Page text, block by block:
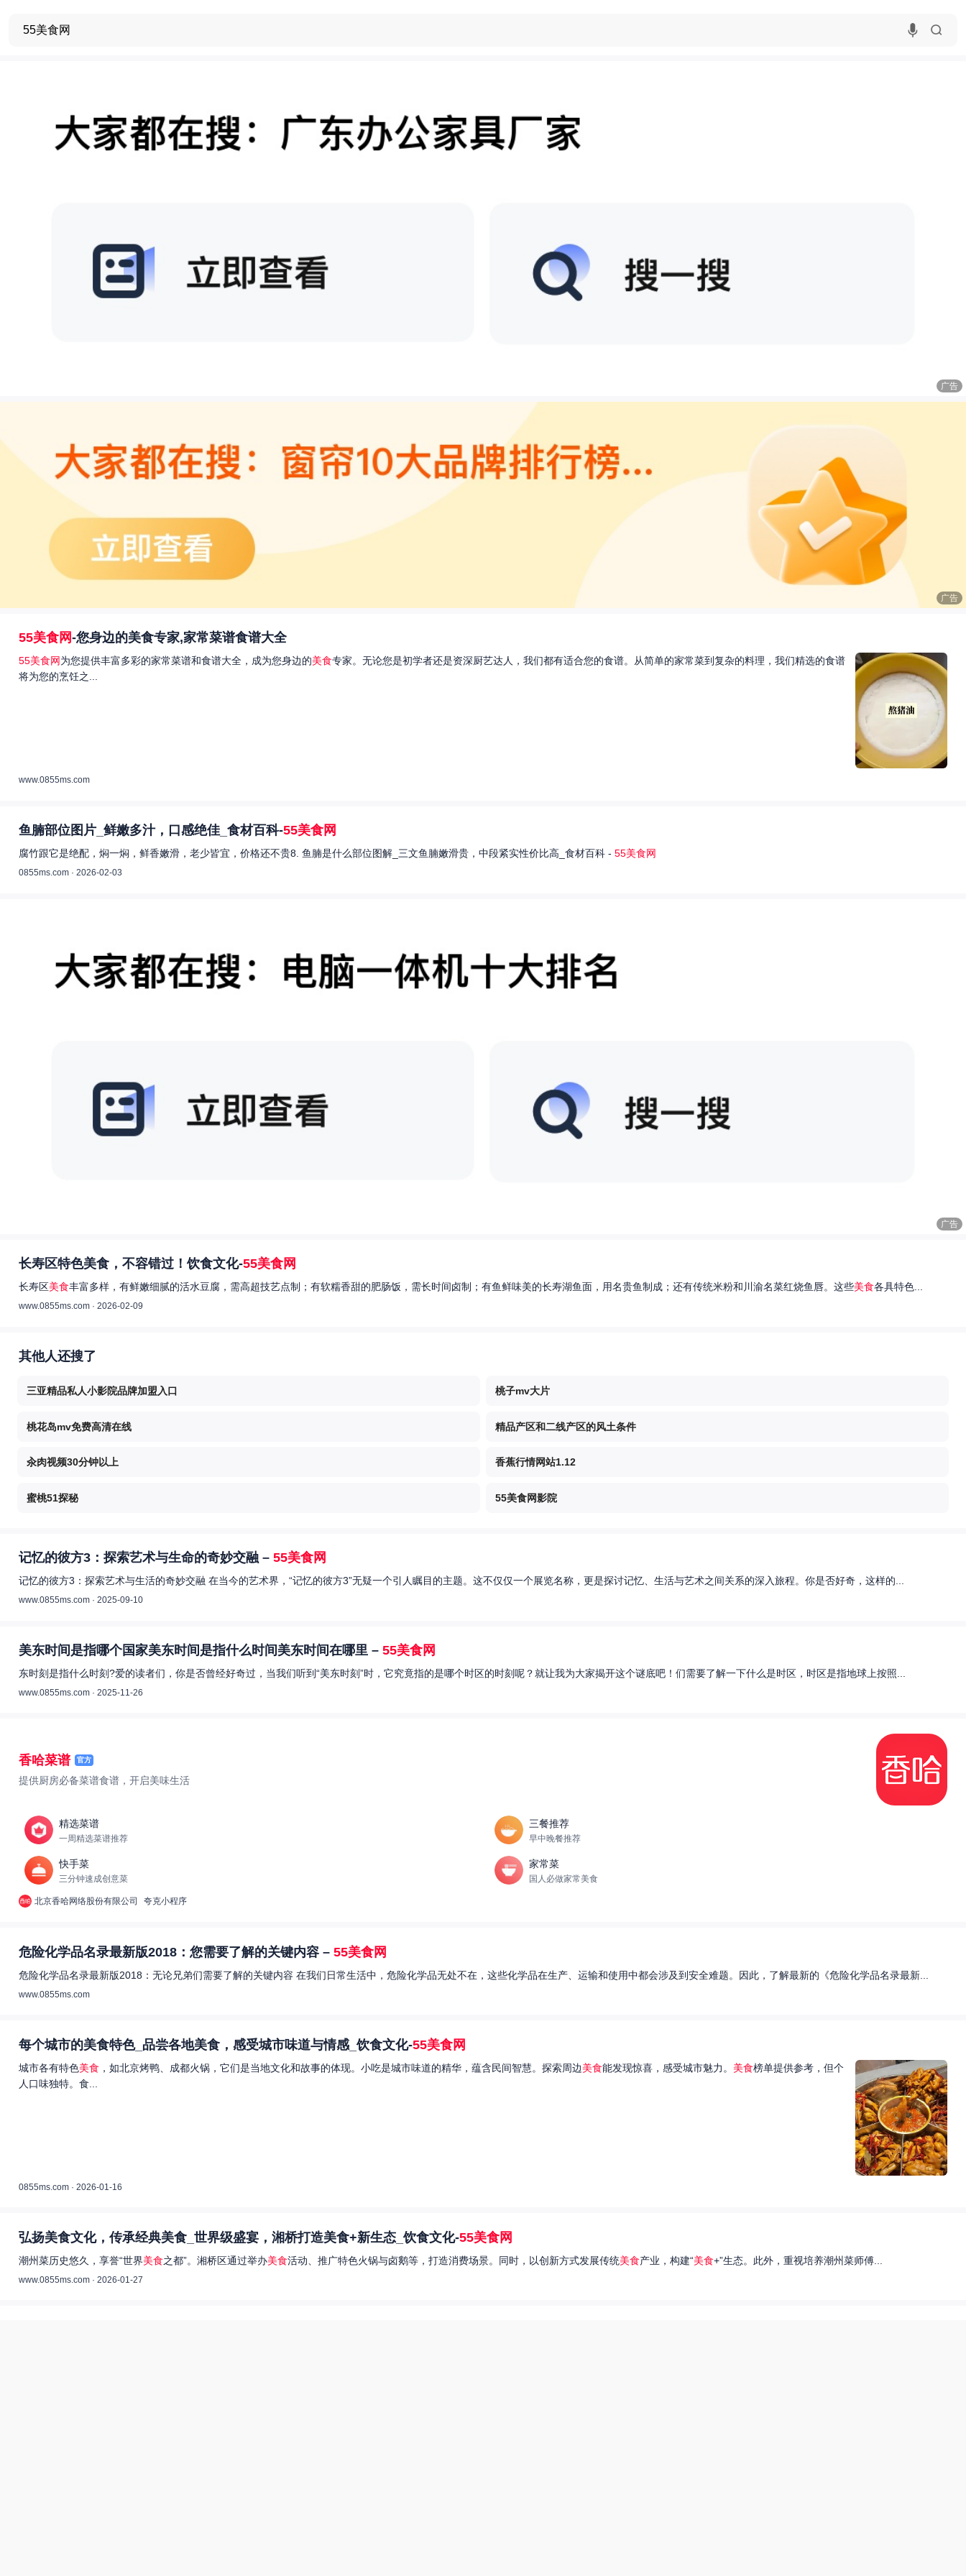
广告
广告
55美食网-您身边的美食专家,家常菜谱食谱大全
55美食网为您提供丰富多彩的家常菜谱和食谱大全，成为您身边的美食专家。无论您是初学者还是资深厨艺达人，我们都有适合您的食谱。从简单的家常菜到复杂的料理，我们精选的食谱
将为您的烹饪之...
www.0855ms.com
鱼腩部位图片_鲜嫩多汁，口感绝佳_食材百科-55美食网
腐竹跟它是绝配，焖一焖，鲜香嫩滑，老少皆宜，价格还不贵8. 鱼腩是什么部位图解_三文鱼腩嫩滑贵，中段紧实性价比高_食材百科 - 55美食网
0855ms.com · 2026-02-03
广告
长寿区特色美食，不容错过！饮食文化-55美食网
长寿区美食丰富多样，有鲜嫩细腻的活水豆腐，需高超技艺点制；有软糯香甜的肥肠饭，需长时间卤制；有鱼鲜味美的长寿湖鱼面，用名贵鱼制成；还有传统米粉和川渝名菜红烧鱼唇。这些美食各具特色...
www.0855ms.com · 2026-02-09
其他人还搜了
三亚精品私人小影院品牌加盟入口 桃子mv大片
桃花岛mv免费高清在线 精品产区和二线产区的风土条件
汆肉视频30分钟以上 香蕉行情网站1.12
蜜桃51探秘 55美食网影院
记忆的彼方3：探索艺术与生命的奇妙交融 – 55美食网
记忆的彼方3：探索艺术与生活的奇妙交融 在当今的艺术界，“记忆的彼方3”无疑一个引人瞩目的主题。这不仅仅一个展览名称，更是探讨记忆、生活与艺术之间关系的深入旅程。你是否好奇，这样的...
www.0855ms.com · 2025-09-10
美东时间是指哪个国家美东时间是指什么时间美东时间在哪里 – 55美食网
东时刻是指什么时刻?爱的读者们，你是否曾经好奇过，当我们听到“美东时刻”时，它究竟指的是哪个时区的时刻呢？就让我为大家揭开这个谜底吧！们需要了解一下什么是时区，时区是指地球上按照...
www.0855ms.com · 2025-11-26
香哈菜谱 官方
提供厨房必备菜谱食谱，开启美味生活
精选菜谱
一周精选菜谱推荐
三餐推荐
早中晚餐推荐
快手菜
三分钟速成创意菜
家常菜
国人必做家常美食
北京香哈网络股份有限公司 夸克小程序
危险化学品名录最新版2018：您需要了解的关键内容 – 55美食网
危险化学品名录最新版2018：无论兄弟们需要了解的关键内容 在我们日常生活中，危险化学品无处不在，这些化学品在生产、运输和使用中都会涉及到安全难题。因此，了解最新的《危险化学品名录最新...
www.0855ms.com
每个城市的美食特色_品尝各地美食，感受城市味道与情感_饮食文化-55美食网
城市各有特色美食 ，如北京烤鸭、成都火锅，它们是当地文化和故事的体现。小吃是城市味道的精华，蕴含民间智慧。探索周边美食能发现惊喜，感受城市魅力。 美食榜单提供参考，但个
人口味独特。食...
0855ms.com · 2026-01-16
弘扬美食文化，传承经典美食_世界级盛宴，湘桥打造美食+新生态_饮食文化-55美食网
潮州菜历史悠久，享誉“世界美食之都”。湘桥区通过举办美食活动、推广特色火锅与卤鹅等，打造消费场景。同时，以创新方式发展传统美食产业，构建“美食+”生态。此外，重视培养潮州菜师傅...
www.0855ms.com · 2026-01-27